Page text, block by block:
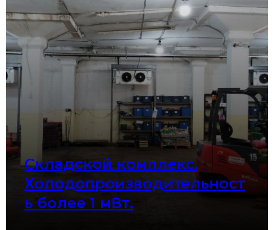
Складской комплекс.
Холодопроизводительност
ь более 1 мВт.